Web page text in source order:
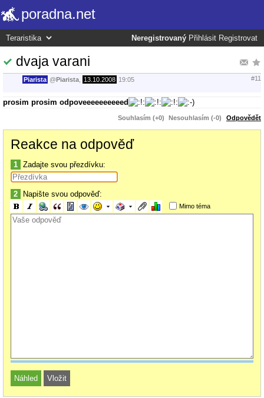
poradna.net
Neregistrovaný Přihlásit Registrovat
dvaja varani
Piarista @Piarista 13.10.2008 19:05 #11
prosim prosim odpoveeeeeeeeeed
Souhlasím (+0) Nesouhlasím (-0) Odpovědět
Reakce na odpověď
1 Zadajte svou přezdívku:
2 Napište svou odpověď:
Mimo téma